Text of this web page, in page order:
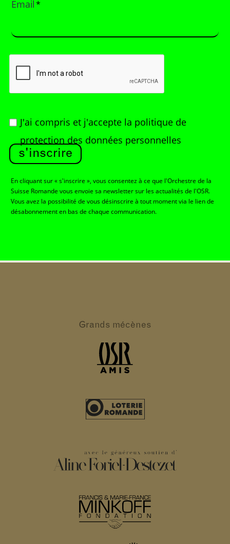
Email*
J'ai compris et j'accepte la politique de
protection des données personnelles
s'inscrire
En cliquant sur « s'inscrire », vous consentez à ce que l'Orchestre de la
Suisse Romande vous envoie sa newsletter sur les actualités de l'OSR.
Vous avez la possibilité de vous désinscrire à tout moment via le lien de
désabonnement en bas de chaque communication.
Grands mécènes